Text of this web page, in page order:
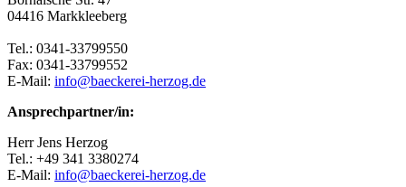
04416 Markkleeberg
Tel.: 0341-33799550
Fax: 0341-33799552
E-Mail: info@baeckerei-herzog.de
Ansprechpartner/in:
Herr Jens Herzog
Tel.: +49 341 3380274
E-Mail: info@baeckerei-herzog.de